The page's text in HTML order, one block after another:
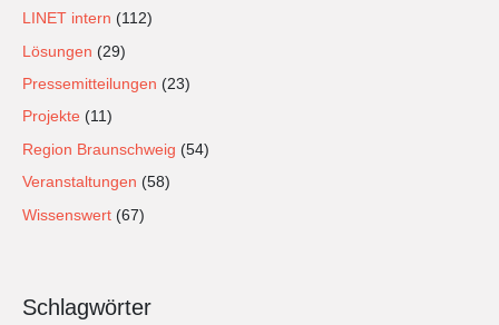
LINET intern (112)
Lösungen (29)
Pressemitteilungen (23)
Projekte (11)
Region Braunschweig (54)
Veranstaltungen (58)
Wissenswert (67)
Schlagwörter